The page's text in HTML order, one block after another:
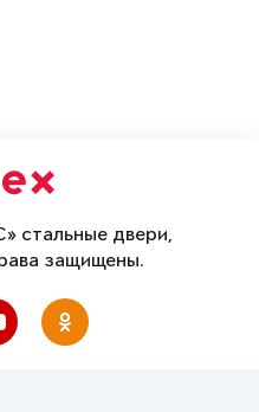
двери,
защищены.